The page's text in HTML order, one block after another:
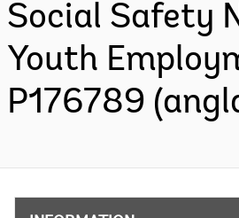
Social Safety
Youth
P176789